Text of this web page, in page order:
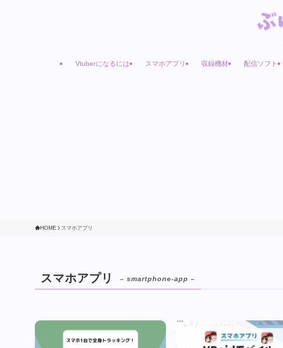
Vtuberになるには スマホアプリ 収録機材 配信ソフト
HOME スマホアプリ
スマホアプリ – smartphone-app –